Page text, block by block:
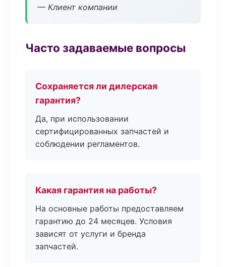
— Клиент компании
Часто задаваемые вопросы
Сохраняется ли дилерская
гарантия?
Да, при использовании
сертифицированных запчастей и
соблюдении регламентов.
Какая гарантия на работы?
На основные работы предоставляем
гарантию до 24 месяцев. Условия
зависят от услуги и бренда
запчастей.